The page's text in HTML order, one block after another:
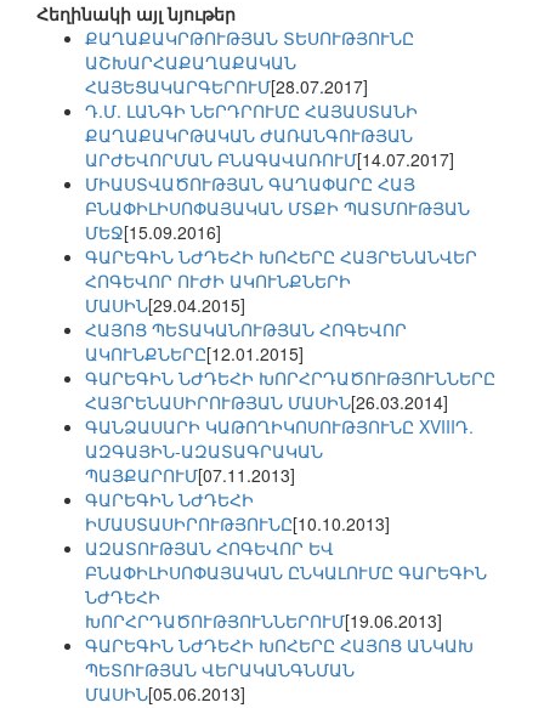
Հեղինակի այլ նյութեր
ՔԱՂԱՔԱԿՐԹՈՒԹՅԱՆ ՏԵՍՈՒԹՅՈՒՆԸ
ԱՇԽԱՐՀԱՔԱՂԱՔԱԿԱՆ
ՀԱՅԵՑԱԿԱՐԳԵՐՈՒՄ[28.07.2017]
Դ.Մ. ԼԱՆԳԻ ՆԵՐԴՐՈՒՄԸ ՀԱՅԱՍՏԱՆԻ
ՔԱՂԱՔԱԿՐԹԱԿԱՆ ԺԱՌԱՆԳՈՒԹՅԱՆ
ԱՐԺԵՎՈՐՄԱՆ ԲՆԱԳԱՎԱՌՈՒՄ[14.07.2017]
ՄԻԱՍՏՎԱԾՈՒԹՅԱՆ ԳԱՂԱՓԱՐԸ ՀԱՅ
ԲՆԱՓԻԼԻՍՈՓԱՅԱԿԱՆ ՄՏՔԻ ՊԱՏՄՈՒԹՅԱՆ
ՄԵՋ[15.09.2016]
ԳԱՐԵԳԻՆ ՆԺԴԵՀԻ ԽՈՀԵՐԸ ՀԱՅՐԵՆԱՆՎԵՐ
ՀՈԳԵՎՈՐ ՈՒԺԻ ԱԿՈՒՆՔՆԵՐԻ
ՄԱՍԻՆ[29.04.2015]
ՀԱՅՈՑ ՊԵՏԱԿԱՆՈՒԹՅԱՆ ՀՈԳԵՎՈՐ
ԱԿՈՒՆՔՆԵՐԸ[12.01.2015]
ԳԱՐԵԳԻՆ ՆԺԴԵՀԻ ԽՈՐՀՐԴԱԾՈՒԹՅՈՒՆՆԵՐԸ
ՀԱՅՐԵՆԱՍԻՐՈՒԹՅԱՆ ՄԱՍԻՆ[26.03.2014]
ԳԱՆՁԱՍԱՐԻ ԿԱԹՈՂԻԿՈՍՈՒԹՅՈՒՆԸ XVIIIԴ.
ԱԶԳԱՅԻՆ-ԱԶԱՏԱԳՐԱԿԱՆ
ՊԱՅՔԱՐՈՒՄ[07.11.2013]
ԳԱՐԵԳԻՆ ՆԺԴԵՀԻ
ԻՄԱՍՏԱՍԻՐՈՒԹՅՈՒՆԸ[10.10.2013]
ԱԶԱՏՈՒԹՅԱՆ ՀՈԳԵՎՈՐ ԵՎ
ԲՆԱՓԻԼԻՍՈՓԱՅԱԿԱՆ ԸՆԿԱԼՈՒՄԸ ԳԱՐԵԳԻՆ
ՆԺԴԵՀԻ
ԽՈՐՀՐԴԱԾՈՒԹՅՈՒՆՆԵՐՈՒՄ[19.06.2013]
ԳԱՐԵԳԻՆ ՆԺԴԵՀԻ ԽՈՀԵՐԸ ՀԱՅՈՑ ԱՆԿԱԽ
ՊԵՏՈՒԹՅԱՆ ՎԵՐԱԿԱՆԳՆՄԱՆ
ՄԱՍԻՆ[05.06.2013]